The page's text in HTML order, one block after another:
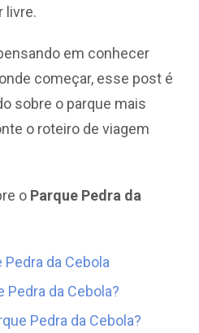
livre.
em conhecer
começar, esse post é
sobre o parque mais
o roteiro de viagem
o Parque Pedra da
da Cebola
Pedra da Cebola?
Pedra da Cebola?